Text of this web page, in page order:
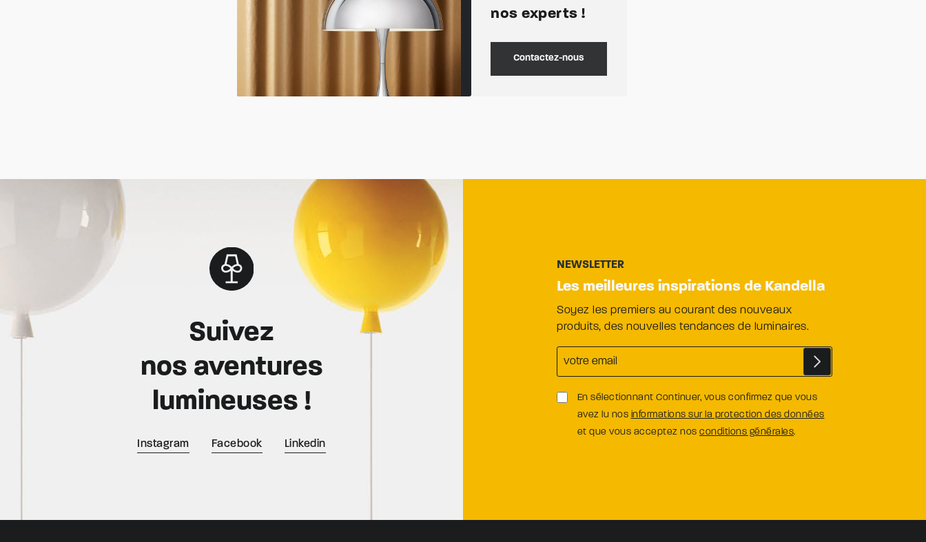
nos experts !
Contactez-nous
Suivez
nos aventures
lumineuses !
Instagram Facebook Linkedin
NEWSLETTER
Les meilleures inspirations de Kandella
Soyez les premiers au courant des nouveaux
produits, des nouvelles tendances de luminaires.
En sélectionnant Continuer, vous confirmez que vous
avez lu nos informations sur la protection des données
et que vous acceptez nos conditions générales.